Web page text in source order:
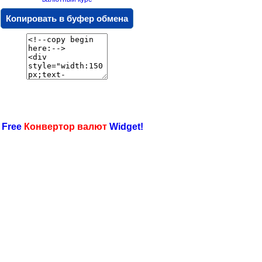
Копировать в буфер обмена
Конвертор валют Widget!